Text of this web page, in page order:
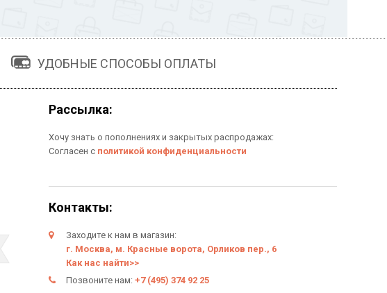
УДОБНЫЕ СПОСОБЫ ОПЛАТЫ
Рассылка:
Хочу знать о пополнениях и закрытых распродажах:
Согласен с политикой конфиденциальности
Контакты:
Заходите к нам в магазин:
г. Москва, м. Красные ворота, Орликов пер., 6
Как нас найти>>
Позвоните нам:+7 (495) 374 92 25